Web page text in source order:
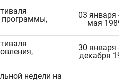
программы,
03 января
мая
30 января
декабря
недели на